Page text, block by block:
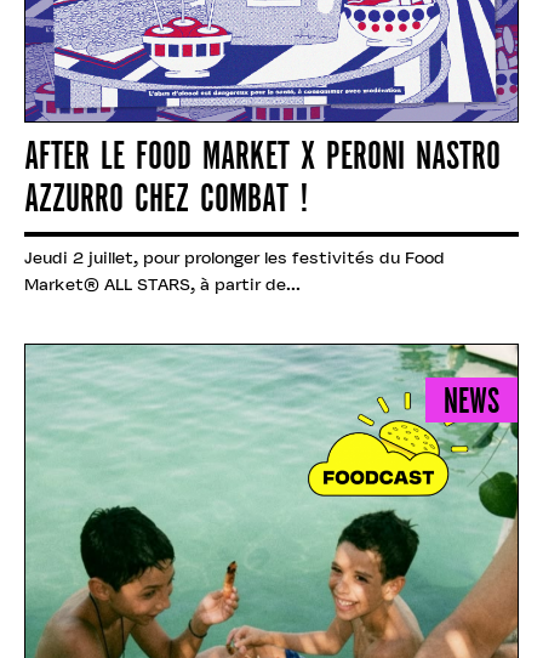
AFTER LE FOOD MARKET X PERONI NASTRO
AZZURRO CHEZ COMBAT !
Jeudi 2 juillet, pour prolonger les festivités du Food
Market® ALL STARS, à partir de...
NEWS